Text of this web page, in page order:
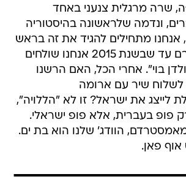
שרה מרגלית צנעני באחד
ונדמה שלראשונה בהיסטוריה
אנחנו מתחילים להגיד את זה בראש
מורם. כל כך מורם עד שבשנת 2015 אנחנו שולחים
בוי". אחרי הכל, האם הרשנו
לשלוח שיר עם ארומה
לייצג את ישראל? זו לא "הללויה",
פופ בעברית, אלא פופ ישראלי.
הוודג' שלנו הוא בת ים.
אוף פאן.